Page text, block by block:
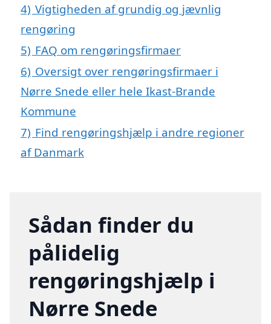
4) Vigtigheden af grundig og jævnlig
rengøring
5) FAQ om rengøringsfirmaer
6) Oversigt over rengøringsfirmaer i
Nørre Snede eller hele Ikast-Brande
Kommune
7) Find rengøringshjælp i andre regioner
af Danmark
Sådan finder du
pålidelig
rengøringshjælp i
Nørre Snede